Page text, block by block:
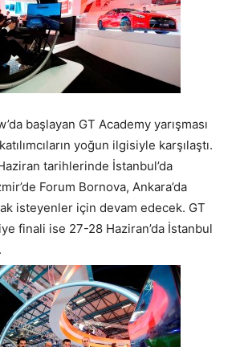
başlayan GT Academy yarışması
yoğun ilgisiyle karşılaştı.
tarihlerinde İstanbul’da
Forum Bornova, Ankara’da
isteyenler için devam edecek. GT
finali ise 27-28 Haziran’da İstanbul